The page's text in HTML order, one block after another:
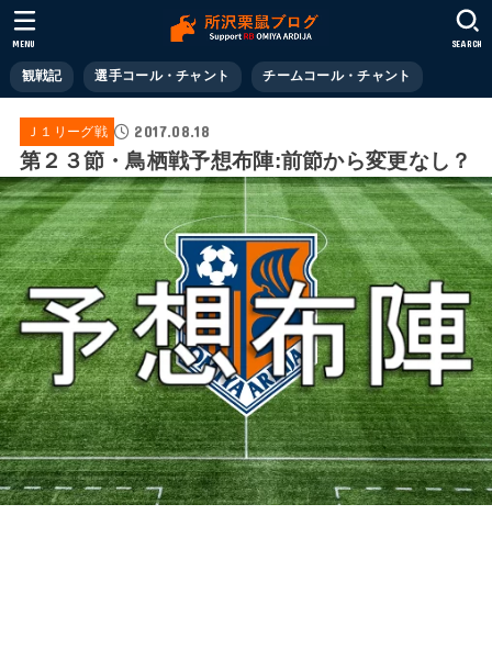
観戦記 選手コール・チャント チームコール・チャント
SEARCH
MENU
Ｊ１リーグ戦 2017.08.18
第２３節・鳥栖戦予想布陣:前節から変更なし？